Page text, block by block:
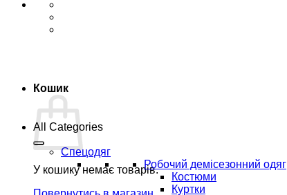
Кошик
У кошику немає товарів.
All Categories
Спецодяг
Робочий демісезонний одяг
Костюми
Куртки